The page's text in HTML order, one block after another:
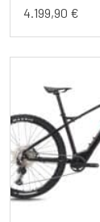
4.199,90 €